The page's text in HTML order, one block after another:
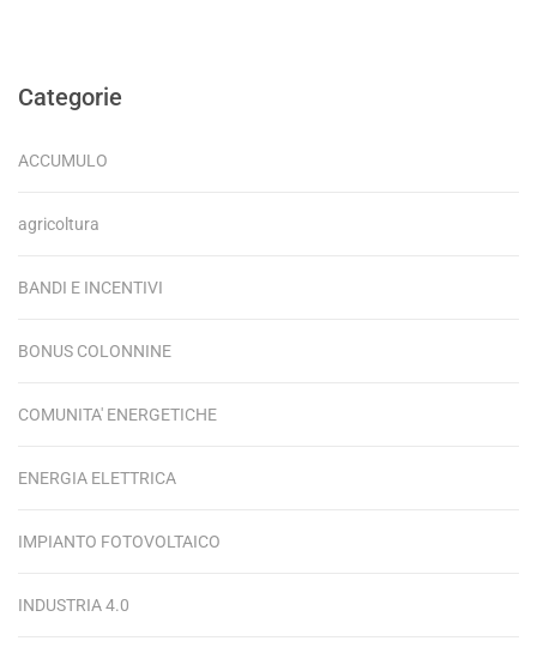
Categorie
ACCUMULO
agricoltura
BANDI E INCENTIVI
BONUS COLONNINE
COMUNITA' ENERGETICHE
ENERGIA ELETTRICA
IMPIANTO FOTOVOLTAICO
INDUSTRIA 4.0